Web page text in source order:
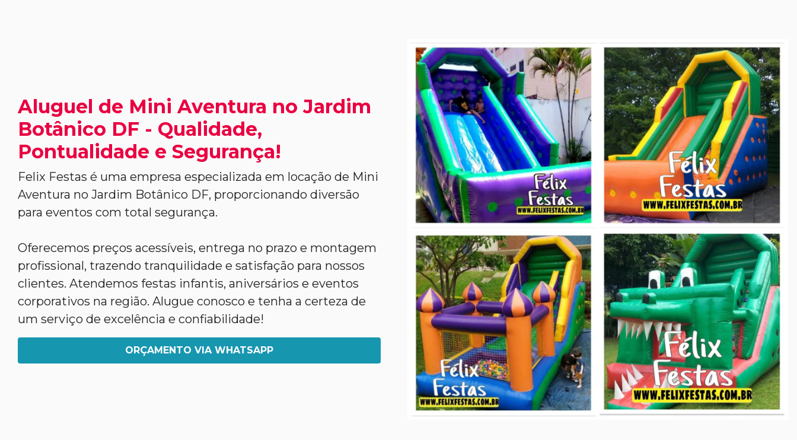
Aluguel de Mini Aventura no Jardim
Botânico DF - Qualidade,
Pontualidade e Segurança!
Felix Festas é uma empresa especializada em locação de Mini
Aventura no Jardim Botânico DF, proporcionando diversão
para eventos com total segurança.
Oferecemos preços acessíveis, entrega no prazo e montagem
profissional, trazendo tranquilidade e satisfação para nossos
clientes. Atendemos festas infantis, aniversários e eventos
corporativos na região. Alugue conosco e tenha a certeza de
um serviço de excelência e confiabilidade!
ORÇAMENTO VIA WHATSAPP